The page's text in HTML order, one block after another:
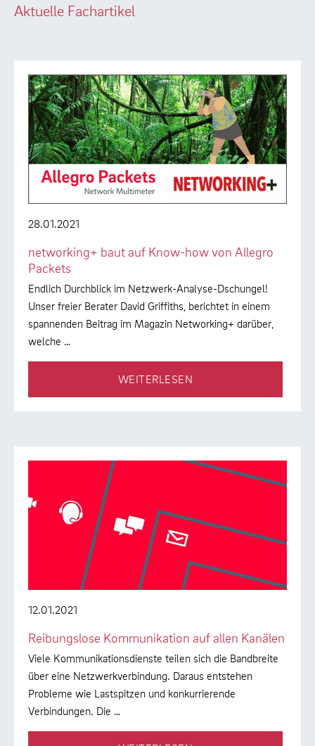
Aktuelle Fachartikel
28.01.2021
networking+ baut auf Know-how von Allegro
Packets
Endlich Durchblick im Netzwerk-Analyse-Dschungel!
Unser freier Berater David Griffiths, berichtet in einem
spannenden Beitrag im Magazin Networking+ darüber,
welche …
WEITERLESEN
12.01.2021
Reibungslose Kommunikation auf allen Kanälen
Viele Kommunikationsdienste teilen sich die Bandbreite
über eine Netzwerkverbindung. Daraus entstehen
Probleme wie Lastspitzen und konkurrierende
Verbindungen. Die …